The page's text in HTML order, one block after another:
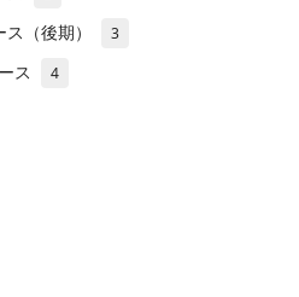
（後期） 3
ス 4